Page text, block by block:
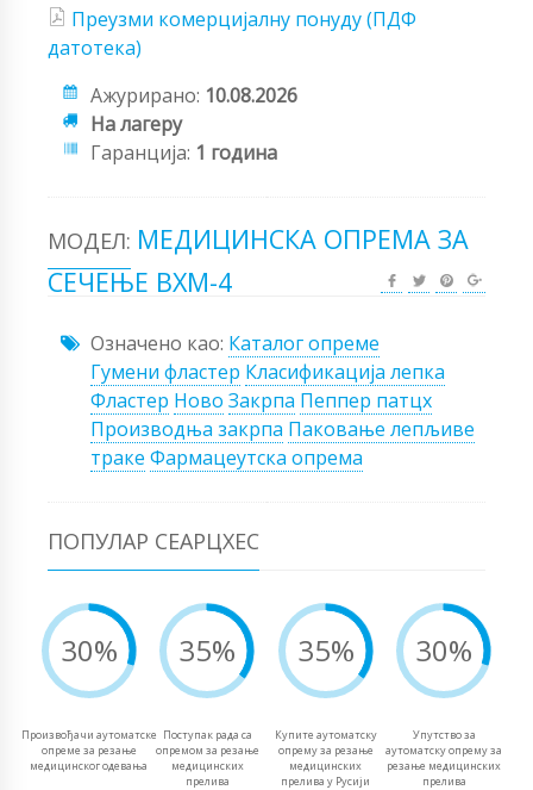
Преузми комерцијалну понуду (ПДФ
датотека)
Ажурирано: 10.08.2026
На лагеру
Гаранција: 1 година
МОДЕЛ: МЕДИЦИНСКА ОПРЕМА ЗА
СЕЧЕЊЕ ВХМ-4
Означено као: Каталог опреме
Гумени фластер Класификација лепка
Фластер Ново Закрпа Пеппер патцх
Производња закрпа Паковање лепљиве
траке Фармацеутска опрема
ПОПУЛАР СЕАРЦХЕС
30%
Произвођачи аутоматске
опреме за резање
медицинског одевања
35%
Поступак рада са
опремом за резање
медицинских
прелива
35%
Купите аутоматску
опрему за резање
медицинских
прелива у Русији
30%
Упутство за
аутоматску опрему за
резање медицинских
прелива